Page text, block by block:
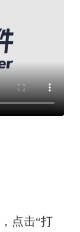
，点击“打